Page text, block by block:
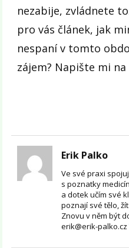
nezabije, zvládnete
pro vás článek, jak
nespaní v tomto
zájem? Napište mi
Erik Palko
Ve své praxi
s poznatky
a dotek učím své
poznají své tělo,
Znovu v něm být
erik@erik-palko.cz